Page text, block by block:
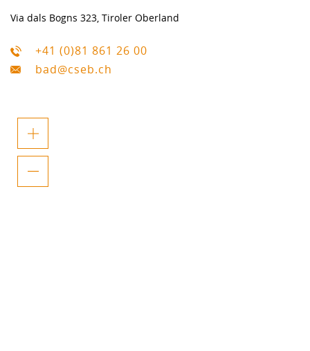
Via dals Bogns 323, Tiroler Oberland
+41 (0)81 861 26 00
bad@cseb.ch